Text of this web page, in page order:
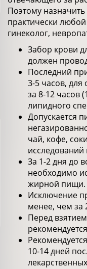
Поэтому
практически
гинеколог,
Забор крови
должен
Последний
3-5 часов, для
за 8-12 часов
липидного
Допускается
чай, кофе,
исследований
За 1-2 дня до
необходимо
жирной пищи.
Исключение
менее, чем за
Перед
10-14 дней